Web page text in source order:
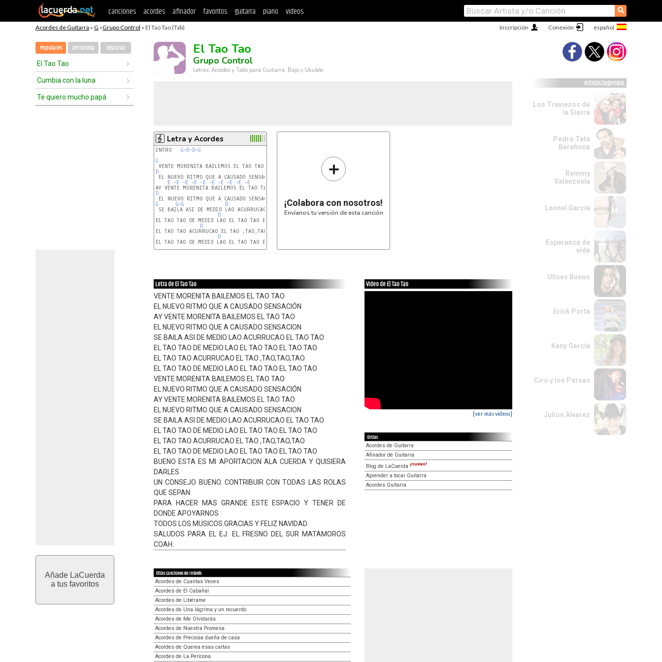
canciones acordes afinador favoritos guitarra piano videos ⚲
Acordes de Guitarra » G »Grupo Control » El Tao Tao (Tab) Conexión
Inscripción
Populares del Artista Historial
El Tao Tao
Cumbia con la luna
Te quiero mucho papá
Añade LaCuerda
a tus favoritos
El Tao Tao
Grupo Control
Letras, Acordes y Tabs para Guitarra, Bajo y Ukulele
Letra y Acordes
INTRO G-D-D-G
G
D
E -E -E -E -E -E -E -E -E -E
D
G
G-G D
G
SE BAILA ASI DE MEDIO LAO ACURRUCAO   EL TAO TAO
D
G
EL TAO TAO DE MEDIO LAO EL TAO TAO EL TAO TAO
D
EL TAO TAO ACURRUCAO EL TAO ,TAO,TAO,TAO
D
EL TAO TAO DE MEDIO LAO EL TAO TAO EL TAO TAO
+
¡Colabora con nosotros!
Envíanos tu versión de esta canción
Letra de El Tao Tao
VENTE MORENITA BAILEMOS EL TAO TAO
EL NUEVO RITMO QUE A CAUSADO SENSACIÓN
AY VENTE MORENITA BAILEMOS EL TAO TAO
EL NUEVO RITMO QUE A CAUSADO SENSACION
SE BAILA ASI DE MEDIO LAO ACURRUCAO EL TAO TAO
EL TAO TAO DE MEDIO LAO EL TAO TAO EL TAO TAO
EL TAO TAO ACURRUCAO EL TAO ,TAO,TAO,TAO
EL TAO TAO DE MEDIO LAO EL TAO TAO EL TAO TAO
VENTE MORENITA BAILEMOS EL TAO TAO
EL NUEVO RITMO QUE A CAUSADO SENSACIÓN
AY VENTE MORENITA BAILEMOS EL TAO TAO
EL NUEVO RITMO QUE A CAUSADO SENSACION
SE BAILA ASI DE MEDIO LAO ACURRUCAO EL TAO TAO
EL TAO TAO DE MEDIO LAO EL TAO TAO EL TAO TAO
EL TAO TAO ACURRUCAO EL TAO ,TAO,TAO,TAO
EL TAO TAO DE MEDIO LAO EL TAO TAO EL TAO TAO
BUENO ESTA ES MI APORTACION ALA CUERDA Y QUISIERA
DARLES
UN CONSEJO BUENO. CONTRIBUIR CON TODAS LAS ROLAS
QUE SEPAN
PARA HACER MAS GRANDE ESTE ESPACIO Y TENER DE
DONDE APOYARNOS
TODOS LOS MUSICOS.GRACIAS Y FELIZ NAVIDAD.
SALUDOS PARA EL EJ. EL FRESNO DEL SUR MATAMOROS
COAH.
Video de El Tao Tao
[ver más videos]
Extras
Acordes de Guitarra
Afinador de Guitarra
Blog de LaCuerda ¡nuevo!
Aprender a tocar Guitarra
Acordes Guitarra
Otras canciones de interés
Acordes de Cuantas Veces
Acordes de El Cabañal
Acordes de Libérame
Acordes de Una lágrima y un recuerdo
Acordes de Me Olvidarás
Acordes de Nuestra Promesa
Acordes de Preciosa dueña de casa
Acordes de Quema esas cartas
Acordes de La Pericona
Artistas Sugeridos
Los Traviezos de
la Sierra
Pedro Tata
Barahona
Remmy
Valenzuela
Leonel García
Esperanza de
vida
Ulises Bueno
Erick Porta
Kany García
Ciro y los Persas
Julion Alvarez